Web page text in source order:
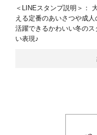
＜LINEスタンプ説明＞：
える定番のあいさつや成
活躍できるかわいい冬の
い表現♪